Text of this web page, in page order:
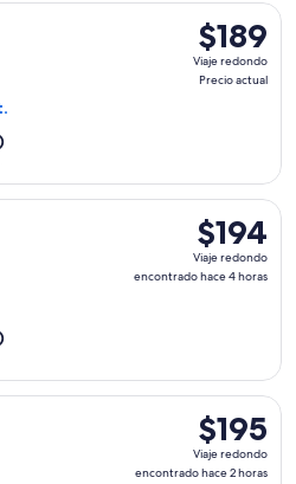
$189
Viaje
redondo,
$189
Viaje redondo
Precio actual
Airlines, con salida el sáb, 19
$194
Viaje
redondo,
$194
Viaje redondo
encontrado hace 4 horas
Airlines, con salida el vie,
$195
Viaje
redondo,
$195
Viaje redondo
encontrado hace 2 horas
Airlines, con salida el mié,